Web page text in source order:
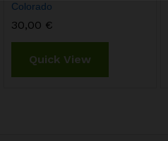
Colorado
30,00 €
Quick View